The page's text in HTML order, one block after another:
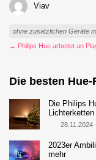
Viav
ohne zusätzlichen Geräte
→ Philips Hue arbeitet an
Die besten Hue-
Die Philips
Lichterketten
28.11.2024
2023er
mehr